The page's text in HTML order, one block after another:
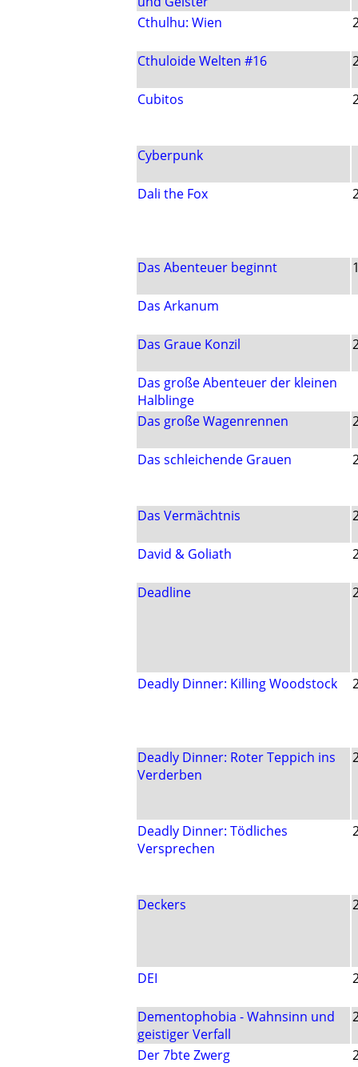
Cthulhu: Wien
Cthuloide Welten #16
Cubitos
Cyberpunk
Dali the Fox
Das Abenteuer beginnt
Das Arkanum
Das Graue Konzil
Das große Abenteuer der kleinen
Halblinge
Das große Wagenrennen
Das schleichende Grauen
Das Vermächtnis
David & Goliath
Deadline
Deadly Dinner: Killing Woodstock
Deadly Dinner: Roter Teppich ins
Verderben
Deadly Dinner: Tödliches
Versprechen
Deckers
DEI
Dementophobia - Wahnsinn und
geistiger Verfall
Der 7bte Zwerg